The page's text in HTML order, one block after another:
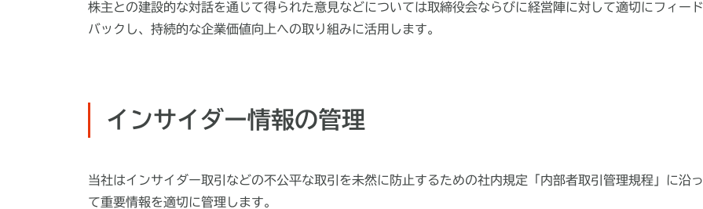
株主との建設的な対話を通じて得られた意見などについては取締役会ならびに経営陣に対して適切にフィード
バックし、持続的な企業価値向上への取り組みに活用します。
インサイダー情報の管理
当社はインサイダー取引などの不公平な取引を未然に防止するための社内規定「内部者取引管理規程」に沿っ
て重要情報を適切に管理します。